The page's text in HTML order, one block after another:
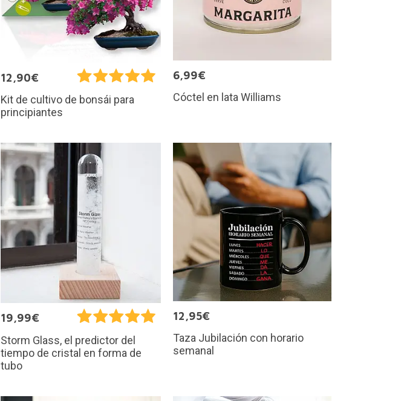
12,90€
Kit de cultivo de bonsái para
principiantes
6,99€
Cóctel en lata Williams
19,99€
Storm Glass, el predictor del
tiempo de cristal en forma de
tubo
12,95€
Taza Jubilación con horario
semanal